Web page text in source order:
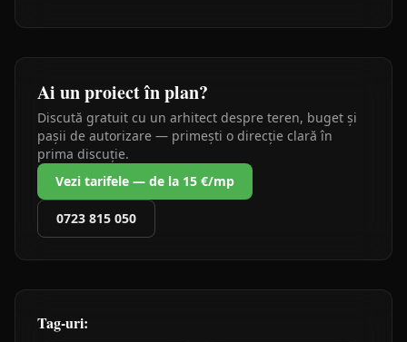
Ai un proiect în plan?
Discută gratuit cu un arhitect despre teren, buget și
pașii de autorizare — primești o direcție clară în
prima discuție.
Vezi tarifele — de la 15 €/mp
0723 815 050
Tag-uri: